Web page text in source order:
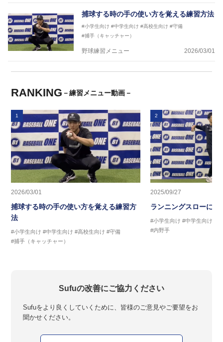
捕球する時の手の使い方を覚える練習方法
#小学生向け #中学生向け #高校生向け #守備
#捕手（キャッチャー）
野球練習メニュー 2026/03/01
RANKING －練習メニュー動画－
1
2026/03/01
捕球する時の手の使い方を覚える練習方
法
#小学生向け #中学生向け #高校生向け #守備
#捕手（キャッチャー）
2
2025/09/27
ランニングスローに繋
#小学生向け #中学生向け
#内野手
Sufuの改善にご協力ください
Sufuをより良くしていくために、皆様のご意見やご要望をお
聞かせください。